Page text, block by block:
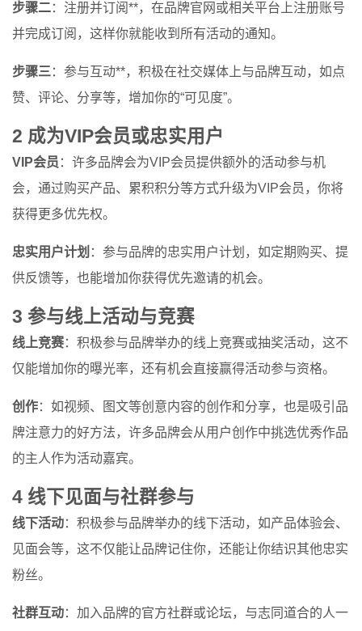
步骤二：注册并订阅**，在品牌官网或相关平台上注册账号
并完成订阅，这样你就能收到所有活动的通知。
步骤三：参与互动**，积极在社交媒体上与品牌互动，如点
赞、评论、分享等，增加你的“可见度”。
2 成为VIP会员或忠实用户
VIP会员 ：许多品牌会为VIP会员提供额外的活动参与机
会，通过购买产品、累积积分等方式升级为VIP会员，你将
获得更多优先权。
忠实用户计划 ：参与品牌的忠实用户计划，如定期购买、提
供反馈等，也能增加你获得优先邀请的机会。
3 参与线上活动与竞赛
线上竞赛：积极参与品牌举办的线上竞赛或抽奖活动，这不
仅能增加你的曝光率，还有机会直接赢得活动参与资格。
创作：如视频、图文等创意内容的创作和分享，也是吸引品
牌注意力的好方法，许多品牌会从用户创作中挑选优秀作品
的主人作为活动嘉宾。
4 线下见面与社群参与
线下活动：积极参与品牌举办的线下活动，如产品体验会、
见面会等，这不仅能让品牌记住你，还能让你结识其他忠实
粉丝。
社群互动：加入品牌的官方社群或论坛，与志同道合的人一